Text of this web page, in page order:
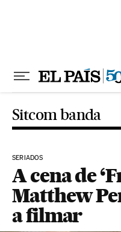
Sitcom banda
SERIADOS
A cena de
Matthew
a filmar